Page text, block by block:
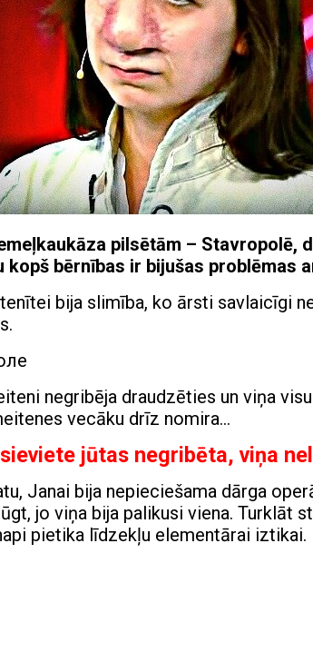
pilsētām – Stavropolē,
kopš bērnības ir bijušas problēmas
bija slimība, ko ārsti savlaicīgi
negribēja draudzēties un viņa
vecāku drīz nomira…
jūtas negribēta, viņa
Janai bija nepieciešama dārga
jo viņa bija palikusi viena. Turklāt
pietika līdzekļu elementārai iztikai.